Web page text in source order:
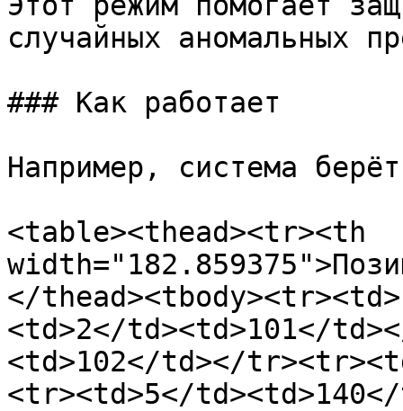
случайных аномальных
### Как работает
Например, система
<table><thead><tr><th
</
<td>2</td><td>101</
<td>102</td></
<tr><td>5</